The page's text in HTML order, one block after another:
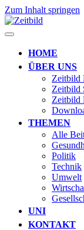
Zum Inhalt springen
HOME
ÜBER UNS
Zeitbild
Zeitbild
Zeitbild
THEMEN
Alle
Politik
Technik
Umwelt
UNI
KONTAKT